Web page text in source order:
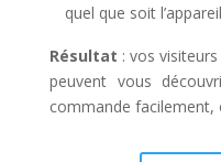
quel que soit
Résultat : vos visiteurs
peuvent vous
commande facilement,